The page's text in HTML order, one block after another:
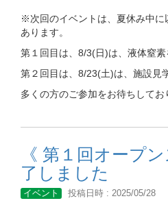
※次回のイベントは、夏休み中に
あります。
第１回目は、8/3(日)は、液体窒素
第２回目は、8/23(土)は、施設見
多くの方のご参加をお待ちしてお
《 第１回オープ
了しました
イベント 投稿日時 : 2025/05/28